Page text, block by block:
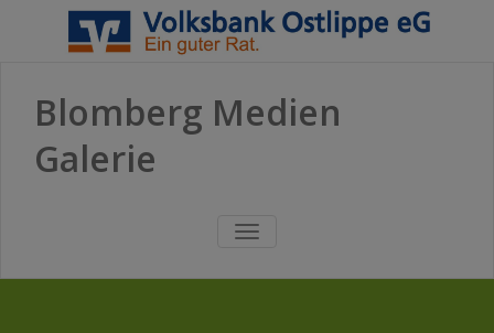
Blomberg Medien
Galerie
TOGGLE